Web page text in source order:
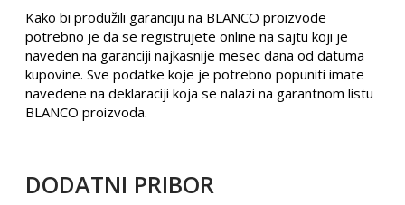
Kako bi produžili garanciju na BLANCO proizvode
potrebno je da se registrujete online na sajtu koji je
naveden na garanciji najkasnije mesec dana od datuma
kupovine. Sve podatke koje je potrebno popuniti imate
navedene na deklaraciji koja se nalazi na garantnom listu
BLANCO proizvoda.
DODATNI PRIBOR